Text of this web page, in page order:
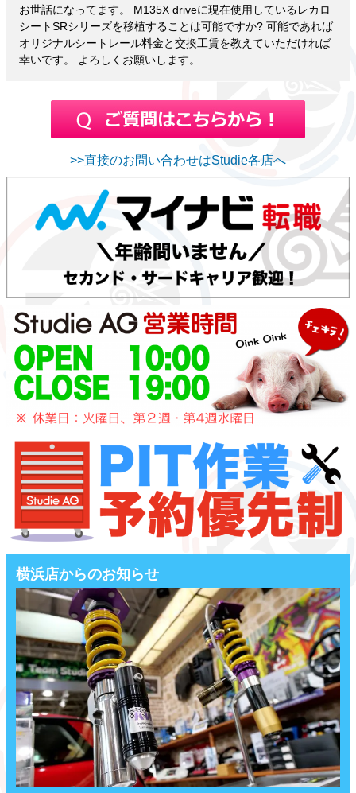
お世話になってます。 M135X driveに現在使用しているレカロ
シートSRシリーズを移植することは可能ですか? 可能であれば
オリジナルシートレール料金と交換工賃を教えていただければ
幸いです。 よろしくお願いします。
>>直接のお問い合わせはStudie各店へ
横浜店からのお知らせ